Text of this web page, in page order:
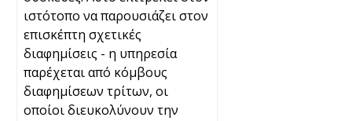
ιστότοπο να παρουσιάζει στον
επισκέπτη σχετικές
διαφημίσεις - η υπηρεσία
παρέχεται από κόμβους
διαφημίσεων τρίτων, οι
οποίοι διευκολύνουν την